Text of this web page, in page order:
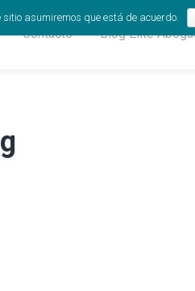
Contacto Blog Élite
asumiremos que está de acuerdo.